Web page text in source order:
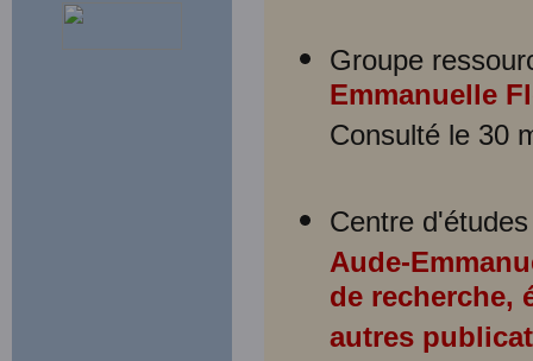
Groupe
Emmanuelle
Consulté le 30
Centre
Aude-
de recherche,
autres